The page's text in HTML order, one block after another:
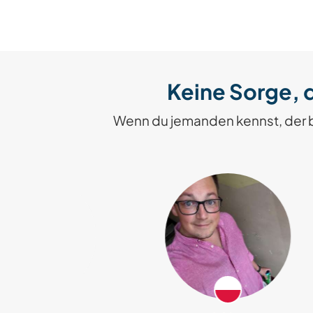
Keine Sorge,
Wenn du jemanden kennst,